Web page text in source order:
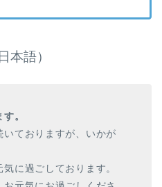
本語）
。
いておりますが、いかが
に過ごしております。